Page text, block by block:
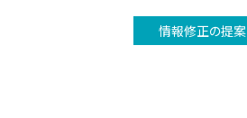
情報修正の提案